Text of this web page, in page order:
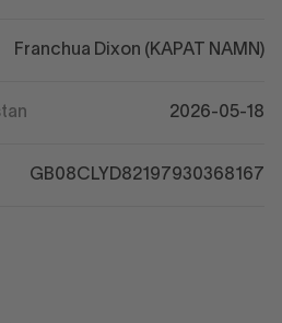
Franchua Dixon (KAPAT NAMN)
2026-05-18
GB08CLYD82197930368167